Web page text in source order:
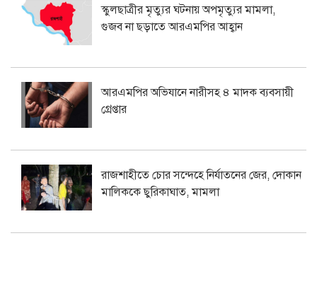
স্কুলছাত্রীর মৃত্যুর ঘটনায় অপমৃত্যুর মামলা,
গুজব না ছড়াতে আরএমপির আহ্বান
আরএমপির অভিযানে নারীসহ ৪ মাদক ব্যবসায়ী
গ্রেপ্তার
রাজশাহীতে চোর সন্দেহে নির্যাতনের জের, দোকান
মালিককে ছুরিকাঘাত, মামলা